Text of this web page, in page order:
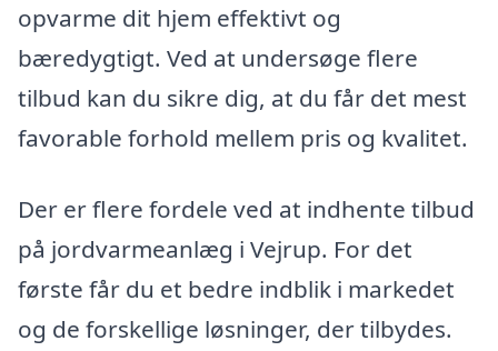
opvarme dit hjem effektivt og
bæredygtigt. Ved at undersøge flere
tilbud kan du sikre dig, at du får det mest
favorable forhold mellem pris og kvalitet.
Der er flere fordele ved at indhente tilbud
på jordvarmeanlæg i Vejrup. For det
første får du et bedre indblik i markedet
og de forskellige løsninger, der tilbydes.